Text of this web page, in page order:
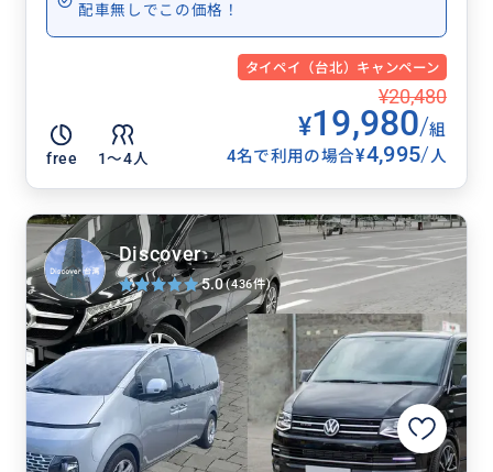
配車無しでこの価格！
タイペイ（台北）キャンペーン
free 1〜4人
¥20,480
¥19,980/組
4名で利用の場合¥4,995/人
Discover
5.0(436件)